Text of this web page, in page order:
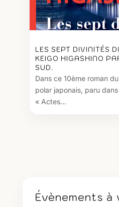
LES SEPT DIVINITÉS
KEIGO HIGASHINO
SUD.
Dans ce 10ème roman
polar japonais, paru
« Actes...
Évènements à